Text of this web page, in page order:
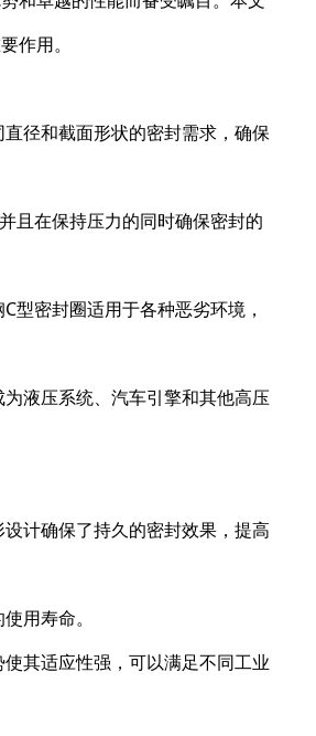
作用。
径和截面形状的密封需求，确保
且在保持压力的同时确保密封的
型密封圈适用于各种恶劣环境，
液压系统、汽车引擎和其他高压
计确保了持久的密封效果，提高
用寿命。
其适应性强，可以满足不同工业